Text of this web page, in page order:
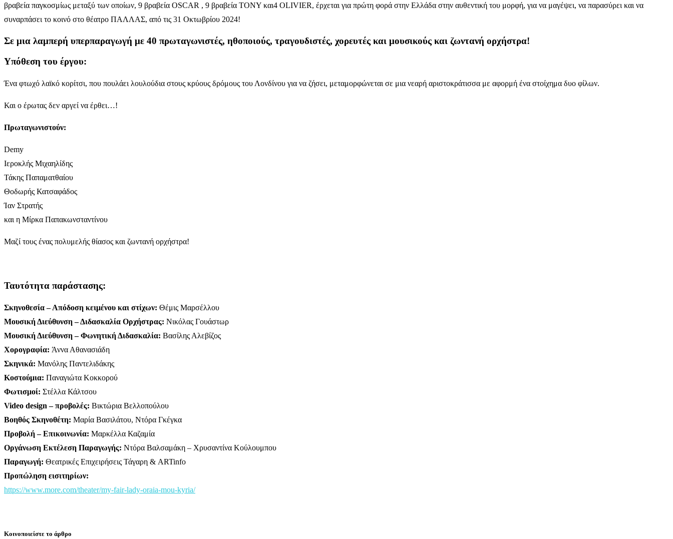
βραβεία παγκοσμίως μεταξύ των οποίων, 9 βραβεία OSCAR , 9 βραβεία TONY και4 OLIVIER, έρχεται για πρώτη φορά στην Ελλάδα στην αυθεντική του μορφή, για να μαγέψει, να παρασύρει και να
συναρπάσει το κοινό στο θέατρο ΠΑΛΛΑΣ, από τις 31 Οκτωβρίου 2024!
Σε μια λαμπερή υπερπαραγωγή με 40 πρωταγωνιστές, ηθοποιούς, τραγουδιστές, χορευτές και μουσικούς και ζωντανή ορχήστρα!
Υπόθεση του έργου:
Ένα φτωχό λαϊκό κορίτσι, που πουλάει λουλούδια στους κρύους δρόμους του Λονδίνου για να ζήσει, μεταμορφώνεται σε μια νεαρή αριστοκράτισσα με αφορμή ένα στοίχημα δυο φίλων.
Και ο έρωτας δεν αργεί να έρθει…!
Πρωταγωνιστούν:
Demy
Ιεροκλής Μιχαηλίδης
Τάκης Παπαματθαίου
Θοδωρής Κατσαφάδος
Ίαν Στρατής
και η Μίρκα Παπακωνσταντίνου
Μαζί τους ένας πολυμελής θίασος και ζωντανή ορχήστρα!
Ταυτότητα παράστασης:
Σκηνοθεσία – Απόδοση κειμένου και στίχων: Θέμις Μαρσέλλου
Μουσική Διεύθυνση – Διδασκαλία Ορχήστρας: Nικόλας Γουάστωρ
Μουσική Διεύθυνση – Φωνητική Διδασκαλία: Βασίλης Αλεβίζος
Χορογραφία: Άννα Αθανασιάδη
Σκηνικά: Μανόλης Παντελιδάκης
Κοστούμια: Παναγιώτα Κοκκορού
Φωτισμοί: Στέλλα Κάλτσου
Video design – προβολές: Βικτώρια Βελλοπούλου
Βοηθός Σκηνοθέτη: Μαρία Βασιλάτου, Ντόρα Γκέγκα
Προβολή – Επικοινωνία: Μαρκέλλα Καζαμία
Οργάνωση Εκτέλεση Παραγωγής: Ντόρα Βαλσαμάκη – Χρυσαντίνα Κούλουμπου
Παραγωγή: Θεατρικές Επιχειρήσεις Τάγαρη & ARTinfo
Προπώληση εισιτηρίων:
https://www.more.com/theater/my-fair-lady-oraia-mou-kyria/
Κοινοποιείστε το άρθρο